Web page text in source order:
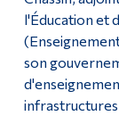
l'Éducation et
son